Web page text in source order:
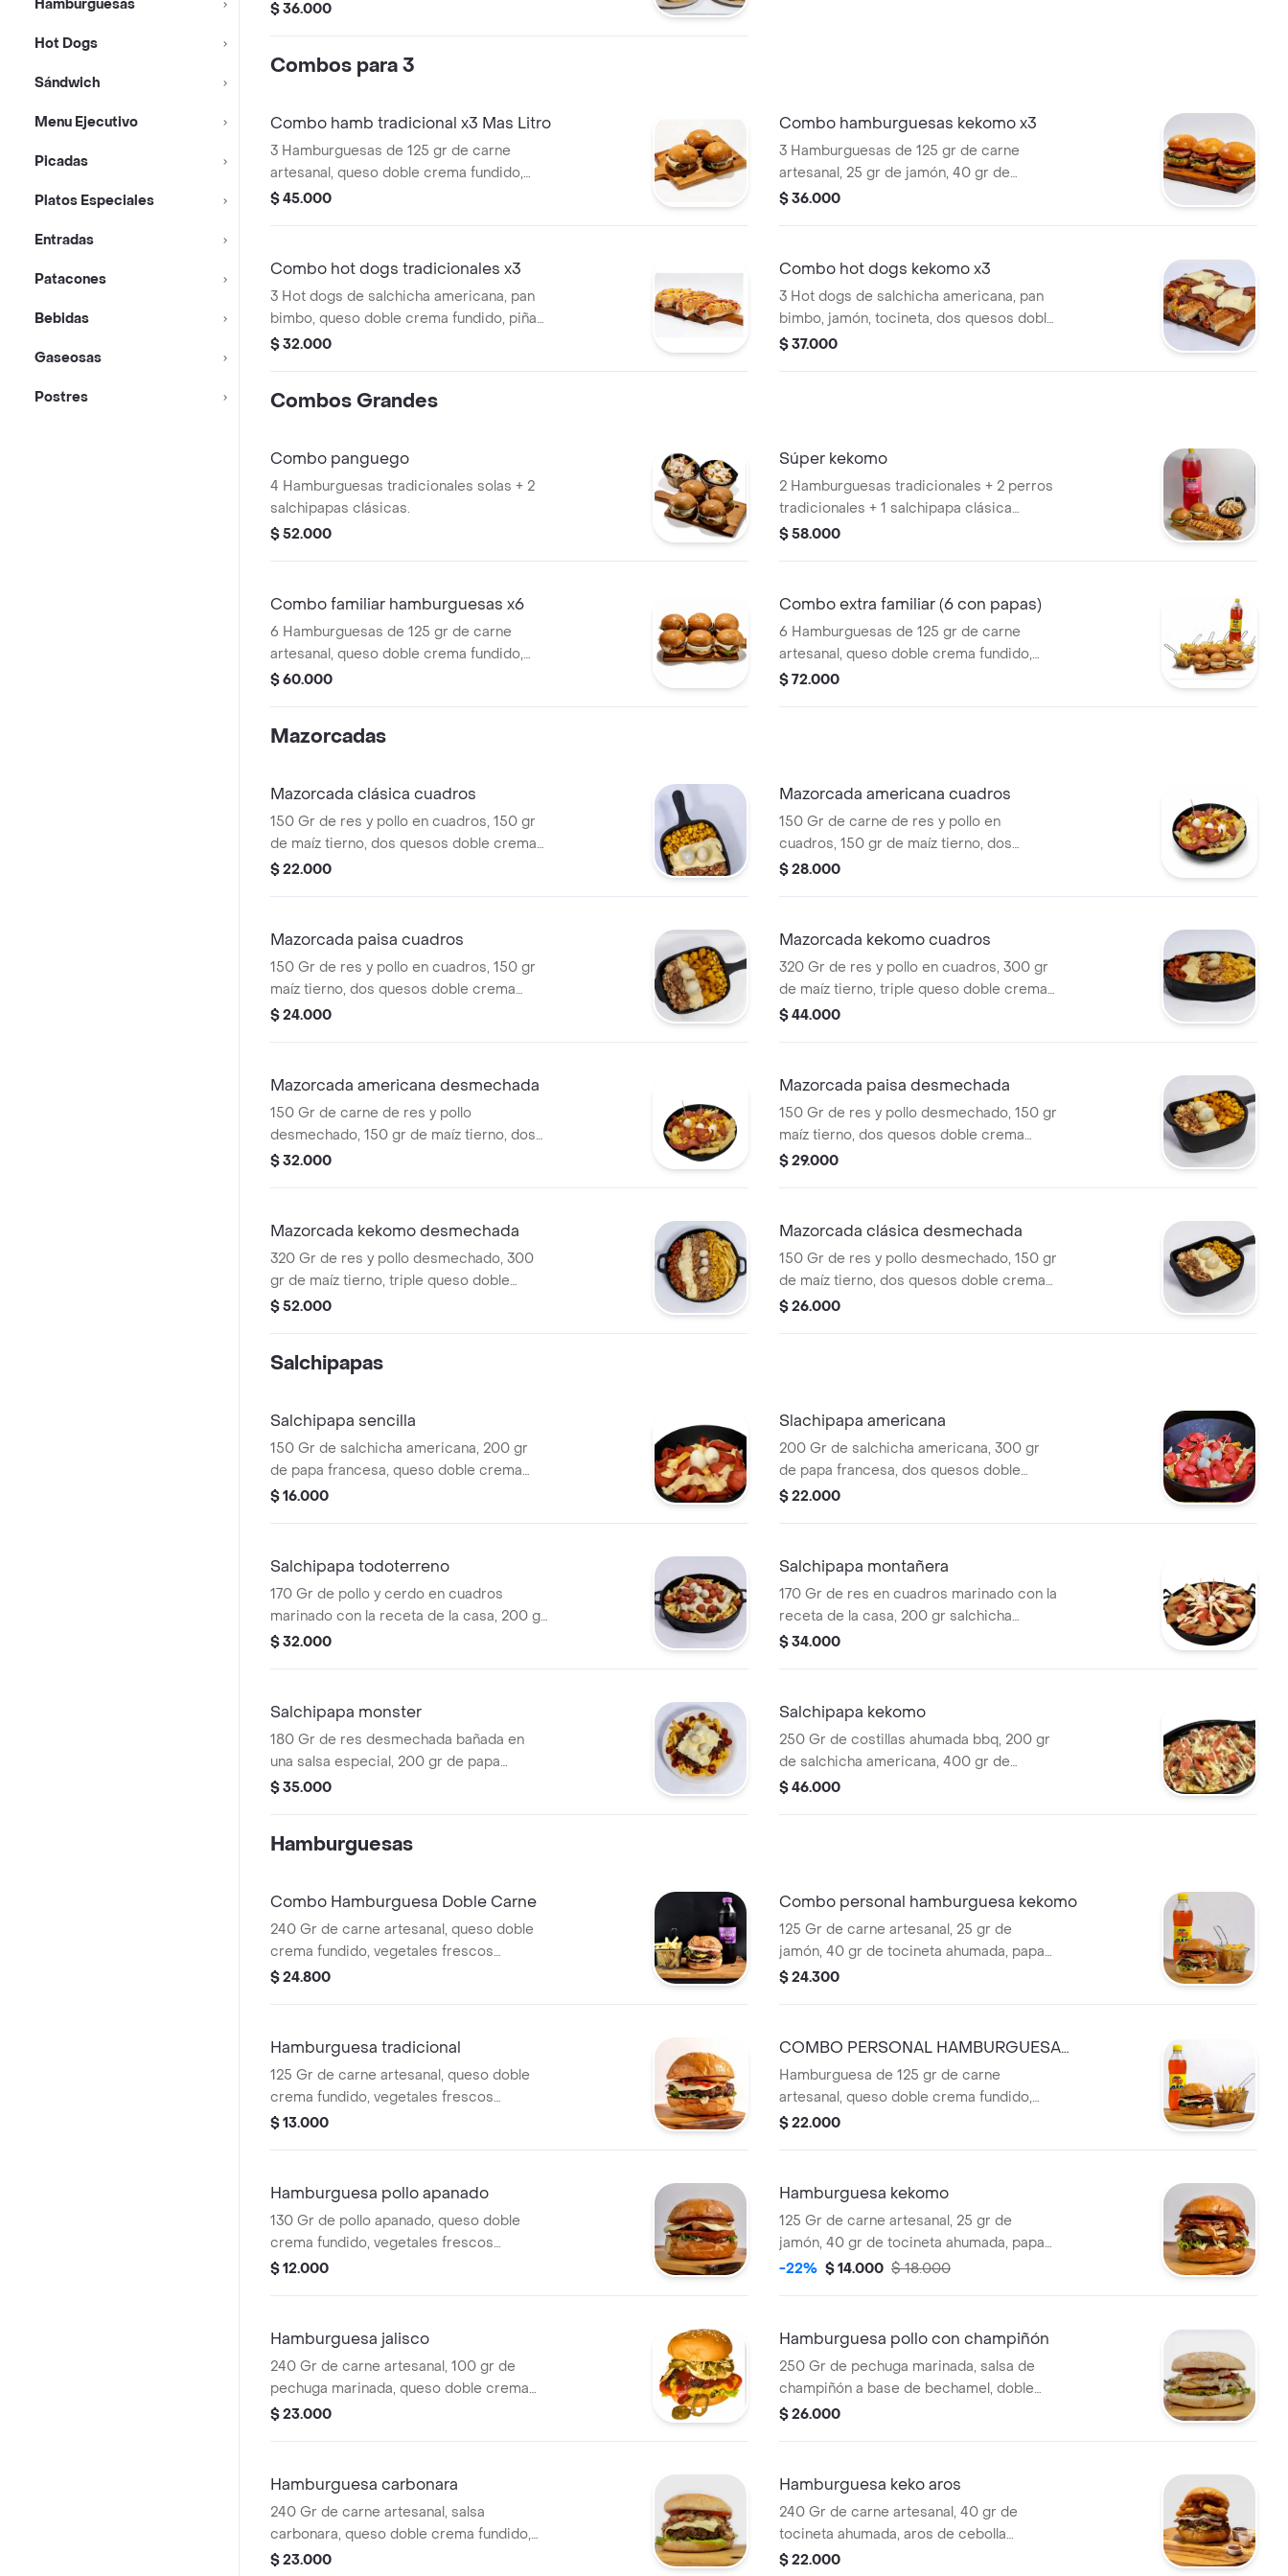
Hamburguesas
Hot Dogs
Sándwich
Menu Ejecutivo
Picadas
Platos Especiales
Entradas
Patacones
Bebidas
Gaseosas
Postres
cm), o pan premium, salsa criolla de la
salsa mágica, 2 porciones de papas a la
250 ml.
$ 36.000
Combos para 3
Combo hamb tradicional x3 Mas Litro
3 Hamburguesas de 125 gr de carne
artesanal, queso doble crema fundido,
vegetales frescos (tomate, lechuga y
Econolitro
$ 45.000
Combo hamburguesas kekomo x3
3 Hamburguesas de 125 gr de carne
artesanal, 25 gr de jamón, 40 gr de
tocineta ahumada, papa ripio, queso
(tomate y mostaza) y pan de papa.
$ 36.000
Combo hot dogs tradicionales x3
3 Hot dogs de salchicha americana, pan
bimbo, queso doble crema fundido, piña
caramelizada (receta de la casa), ripio y
$ 32.000
Combo hot dogs kekomo x3
3 Hot dogs de salchicha americana, pan
bimbo, jamón, tocineta, dos quesos doble
crema fundidos, piña caramelizada
$ 37.000
Combos Grandes
Combo panguego
4 Hamburguesas tradicionales solas + 2
salchipapas clásicas.
$ 52.000
Súper kekomo
2 Hamburguesas tradicionales + 2 perros
tradicionales + 1 salchipapa clásica
acompañados de gaseosa 2.5 litros
$ 58.000
Combo familiar hamburguesas x6
6 Hamburguesas de 125 gr de carne
artesanal, queso doble crema fundido,
vegetales frescos (tomate, lechuga y
$ 60.000
Combo extra familiar (6 con papas)
6 Hamburguesas de 125 gr de carne
artesanal, queso doble crema fundido,
vegetales frescos (tomate, lechuga y
$ 72.000
Mazorcadas
Mazorcada clásica cuadros
150 Gr de res y pollo en cuadros, 150 gr
de maíz tierno, dos quesos doble crema
fundidos, ripio, salsa de la casa y 2
$ 22.000
Mazorcada americana cuadros
150 Gr de carne de res y pollo en
cuadros, 150 gr de maíz tierno, dos
quesos doble crema fundidos, salsa
codorniz, acompañada de salsa mágica.
$ 28.000
Mazorcada paisa cuadros
150 Gr de res y pollo en cuadros, 150 gr
maíz tierno, dos quesos doble crema
fundidos, 100 gr maduritos de la casa,
$ 24.000
Mazorcada kekomo cuadros
320 Gr de res y pollo en cuadros, 300 gr
de maíz tierno, triple queso doble crema
fundido, 220 gr de papa francesa, 100 gr
salsa mágica.
$ 44.000
Mazorcada americana desmechada
150 Gr de carne de res y pollo
desmechado, 150 gr de maíz tierno, dos
quesos doble crema fundidos, salsa
codorniz, acompañada de salsa mágica.
$ 32.000
Mazorcada paisa desmechada
150 Gr de res y pollo desmechado, 150 gr
maíz tierno, dos quesos doble crema
fundidos, 100 gr maduritos de la casa,
$ 29.000
Mazorcada kekomo desmechada
320 Gr de res y pollo desmechado, 300
gr de maíz tierno, triple queso doble
crema fundido, 220 gr de papa francesa,
nuestra salsa mágica.
$ 52.000
Mazorcada clásica desmechada
150 Gr de res y pollo desmechado, 150 gr
de maíz tierno, dos quesos doble crema
fundidos, ripio, salsa de la casa y 2
$ 26.000
Salchipapas
Salchipapa sencilla
150 Gr de salchicha americana, 200 gr
de papa francesa, queso doble crema
fundido y 2 huevos de codorniz.
$ 16.000
Slachipapa americana
200 Gr de salchicha americana, 300 gr
de papa francesa, dos quesos doble
crema fundidos, 3 huevos de codorniz.
$ 22.000
Salchipapa todoterreno
170 Gr de pollo y cerdo en cuadros
marinado con la receta de la casa, 200 gr
de salchicha americana, 300 gr de papa
acompañada de nuestra salsa
morroneada.
$ 32.000
Salchipapa montañera
170 Gr de res en cuadros marinado con la
receta de la casa, 200 gr salchicha
americana, 300 gr de papa francesa,
acompañada de nuestra salsa
morroneada.
$ 34.000
Salchipapa monster
180 Gr de res desmechada bañada en
una salsa especial, 200 gr de papa
francesa, salchicha ranchera, queso
morroneada.
$ 35.000
Salchipapa kekomo
250 Gr de costillas ahumada bbq, 200 gr
de salchicha americana, 400 gr de
francesa, 50 gr de tocineta ahumada, dos
$ 46.000
Hamburguesas
Combo Hamburguesa Doble Carne
240 Gr de carne artesanal, queso doble
crema fundido, vegetales frescos
(tomate, lechuga y cebolla grille), ripido,
250 ml
$ 24.800
Combo personal hamburguesa kekomo
125 Gr de carne artesanal, 25 gr de
jamón, 40 gr de tocineta ahumada, papa
ripio, queso doble crema fundido,
mostaza) y pan artesanal. 100 gr de
$ 24.300
Hamburguesa tradicional
125 Gr de carne artesanal, queso doble
crema fundido, vegetales frescos
(tomate, lechuga y cebolla grille), ripido,
$ 13.000
COMBO PERSONAL HAMBURGUESA
TRADICIONAL
Hamburguesa de 125 gr de carne
artesanal, queso doble crema fundido,
vegetales frescos (tomate, lechuga y
francesa, acompañada de gaseosa 250
$ 22.000
Hamburguesa pollo apanado
130 Gr de pollo apanado, queso doble
crema fundido, vegetales frescos
(tomate, lechuga y cebolla grille), miel,
$ 12.000
Hamburguesa kekomo
125 Gr de carne artesanal, 25 gr de
jamón, 40 gr de tocineta ahumada, papa
ripio, queso doble crema fundido,
pan artesanal.
-22% $ 14.000 $ 18.000
Hamburguesa jalisco
240 Gr de carne artesanal, 100 gr de
pechuga marinada, queso doble crema
fundido, lechuga, pico de gallo, jalapeños,
$ 23.000
Hamburguesa pollo con champiñón
250 Gr de pechuga marinada, salsa de
champiñón a base de bechamel, doble
queso doble crema fundido, vegetales
$ 26.000
Hamburguesa carbonara
240 Gr de carne artesanal, salsa
carbonara, queso doble crema fundido,
vegetales frescos (tomate, lechuga y
$ 23.000
Hamburguesa keko aros
240 Gr de carne artesanal, 40 gr de
tocineta ahumada, aros de cebolla
empanizados, queso doble crema
$ 22.000